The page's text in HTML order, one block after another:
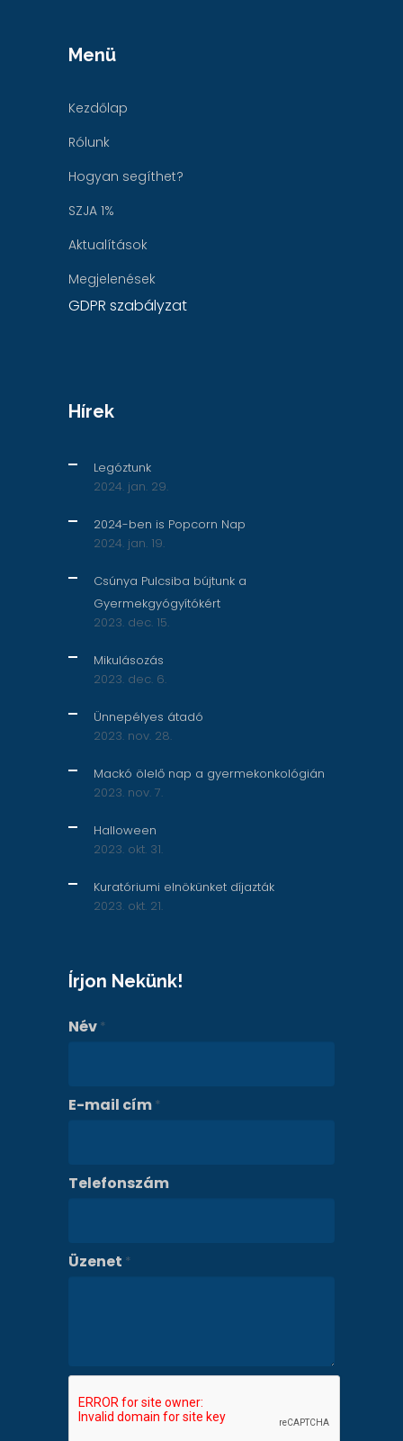
Menü
Kezdőlap
Rólunk
Hogyan segíthet?
SZJA 1%
Aktualítások
Megjelenések
GDPR szabályzat
Hírek
Legóztunk
2024. jan. 29.
2024-ben is Popcorn Nap
2024. jan. 19.
Csúnya Pulcsiba bújtunk a
Gyermekgyógyítókért
2023. dec. 15.
Mikulásozás
2023. dec. 6.
Ünnepélyes átadó
2023. nov. 28.
Mackó ölelő nap a gyermekonkológián
2023. nov. 7.
Halloween
2023. okt. 31.
Kuratóriumi elnökünket díjazták
2023. okt. 21.
Írjon Nekünk!
Név *
E-mail cím *
Telefonszám
Üzenet *